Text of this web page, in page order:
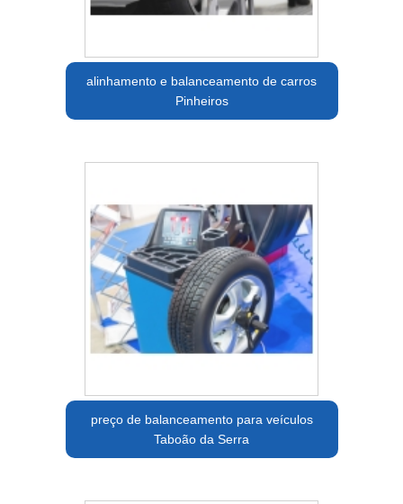
alinhamento e balanceamento de carros
Pinheiros
preço de balanceamento para veículos
Taboão da Serra